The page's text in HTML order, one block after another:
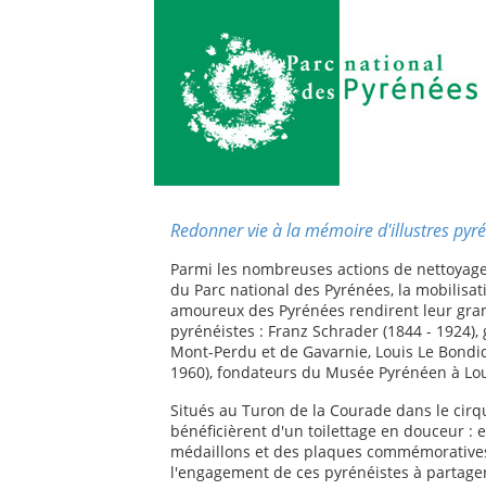
Redonner vie à la mémoire d'illustres
Parmi les nombreuses actions de
du Parc national des Pyrénées, la
amoureux des Pyrénées rendirent leur
pyrénéistes : Franz Schrader (1844 -
Mont-Perdu et de Gavarnie, Louis Le
1960), fondateurs du Musée Pyrénéen à
Situés au Turon de la Courade dans le
bénéficièrent d'un toilettage en douceur :
médaillons et des plaques
l'engagement de ces pyrénéistes à